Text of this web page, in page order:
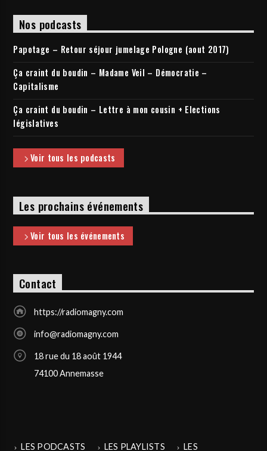
Nos podcasts
Papotage – Retour séjour jumelage Pologne (aout 2017)
Ça craint du boudin – Madame Veil – Démocratie –
Capitalisme
Ça craint du boudin – Lettre à mon cousin + Elections
législatives
Voir tous les podcasts
Les prochains événements
Voir tous les événements
Contact
https://radiomagny.com
info@radiomagny.com
18 rue du 18 août 1944
74100 Annemasse
LES PODCASTS LES PLAYLISTS LES